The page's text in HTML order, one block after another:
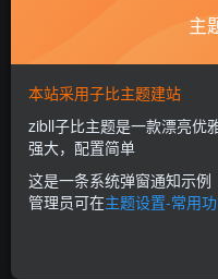
在主题目录下go.php
下面的代码复制进去
前
主
本站采用子比主题建站
zibll子比主题是一款漂亮优
强大，配置简单
这是一条系统弹窗通知示例
管理员可在主题设置-常用